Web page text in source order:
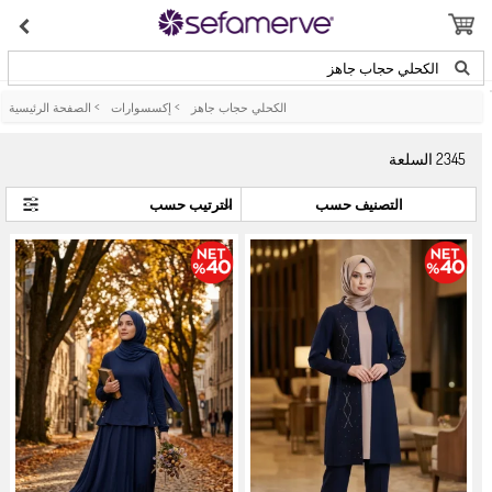
الكحلي حجاب جاهز
الصفحة الرئيسية > إكسسوارات > الكحلي حجاب جاهز
2345السلعة
التصنيف حسب